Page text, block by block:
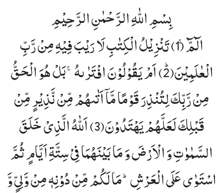
بِسْمِ اللّٰهِ الرَّحْمٰنِ الرَّحِیْمِ
الٓمّٓۚ (1) تَنْزِیْلُ الْكِتٰبِ لَا رَیْبَ فِیْهِ مِنْ رَّبِّ
الْعٰلَمِیْنَﭤ(2) اَمْ یَقُوْلُوْنَ افْتَرٰىهُۚ-بَلْ هُوَ الْحَقُّ
مِنْ رَّبِّكَ لِتُنْذِرَ قَوْمًا مَّاۤ اَتٰىهُمْ مِّنْ نَّذِیْرٍ مِّنْ
قَبْلِكَ لَعَلَّهُمْ یَهْتَدُوْنَ(3) اَللّٰهُ الَّذِیْ خَلَقَ
السَّمٰوٰتِ وَ الْاَرْضَ وَ مَا بَیْنَهُمَا فِیْ سِتَّةِ اَیَّامٍ ثُمَّ
اسْتَوٰى عَلَى الْعَرْشِؕ-مَا لَكُمْ مِّنْ دُوْنِهٖ مِنْ وَّلِیٍّ وَّ